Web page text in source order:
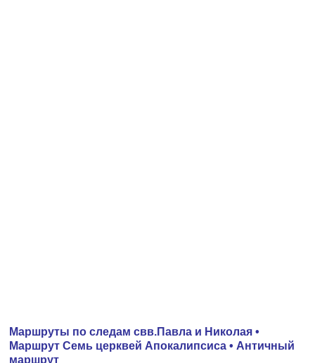
Маршруты по следам свв.Павла и Николая •
Маршрут Семь церквей Апокалипсиса • Античный
маршрут